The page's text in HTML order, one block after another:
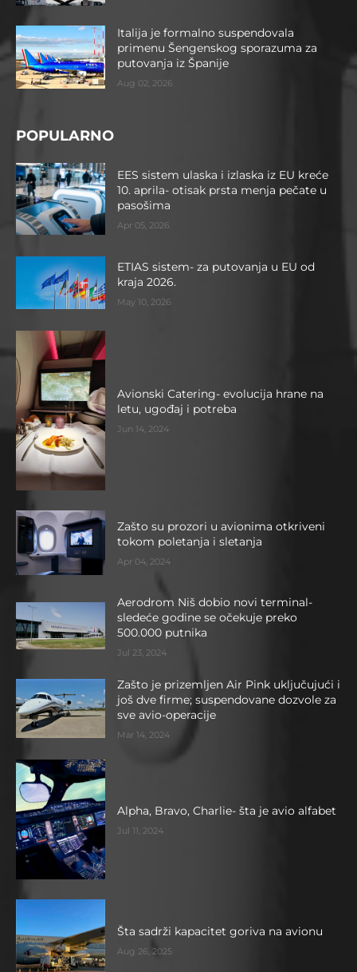
Italija je formalno suspendovala
primenu Šengenskog sporazuma za
putovanja iz Španije
Aug 02, 2026
POPULARNO
EES sistem ulaska i izlaska iz EU kreće
10. aprila- otisak prsta menja pečate u
pasošima
Apr 05, 2026
ETIAS sistem- za putovanja u EU od
kraja 2026.
May 10, 2026
Avionski Catering- evolucija hrane na
letu, ugođaj i potreba
Jun 14, 2024
Zašto su prozori u avionima otkriveni
tokom poletanja i sletanja
Apr 04, 2024
Aerodrom Niš dobio novi terminal-
sledeće godine se očekuje preko
500.000 putnika
Jul 23, 2024
Zašto je prizemljen Air Pink uključujući i
još dve firme; suspendovane dozvole za
sve avio-operacije
Mar 14, 2024
Alpha, Bravo, Charlie- šta je avio alfabet
Jul 11, 2024
Šta sadrži kapacitet goriva na avionu
Aug 26, 2025